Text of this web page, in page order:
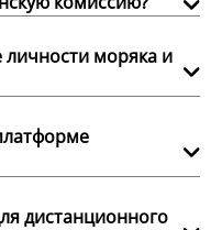
личности моряка и
дистанционного